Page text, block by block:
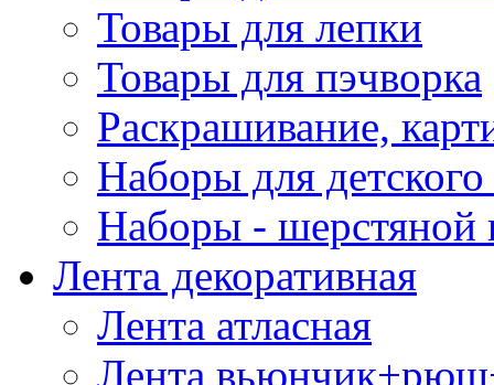
Товары для лепки
Товары для пэчворка
Раскрашивание,
Наборы для
Наборы - шерстяной
Лента декоративная
Лента атласная
Лента